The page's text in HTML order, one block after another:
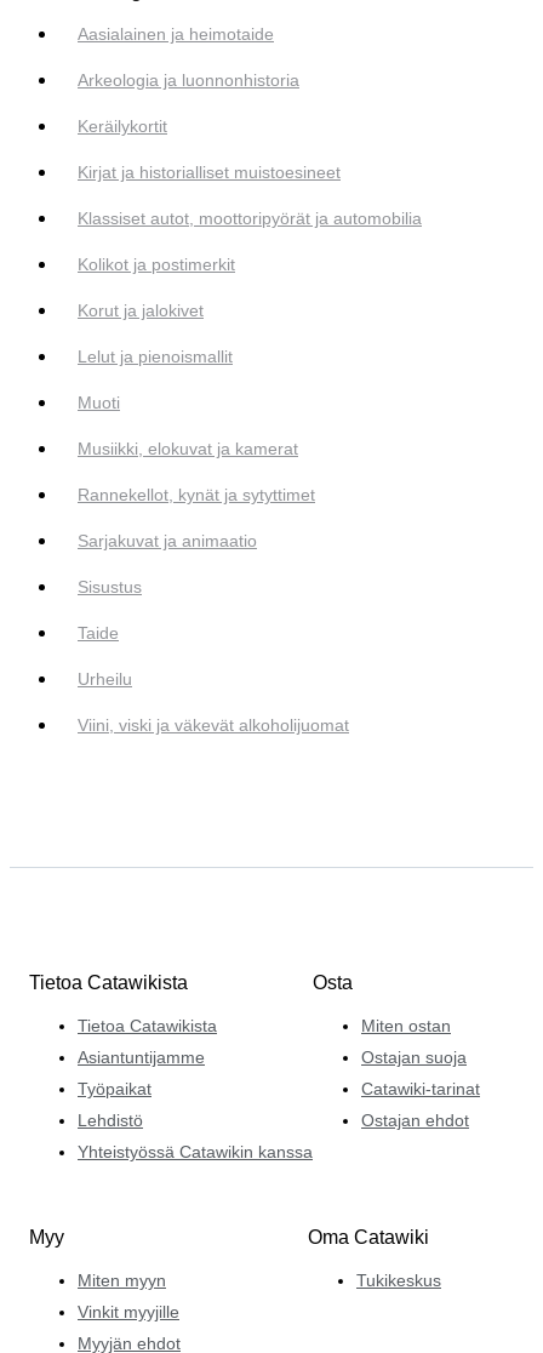
Aasialainen ja heimotaide
Arkeologia ja luonnonhistoria
Keräilykortit
Kirjat ja historialliset muistoesineet
Klassiset autot, moottoripyörät ja automobilia
Kolikot ja postimerkit
Korut ja jalokivet
Lelut ja pienoismallit
Muoti
Musiikki, elokuvat ja kamerat
Rannekellot, kynät ja sytyttimet
Sarjakuvat ja animaatio
Sisustus
Taide
Urheilu
Viini, viski ja väkevät alkoholijuomat
Tietoa Catawikista
Tietoa Catawikista
Asiantuntijamme
Työpaikat
Lehdistö
Yhteistyössä Catawikin kanssa
Osta
Miten ostan
Ostajan suoja
Catawiki-tarinat
Ostajan ehdot
Myy
Miten myyn
Vinkit myyjille
Myyjän ehdot
Oma Catawiki
Tukikeskus